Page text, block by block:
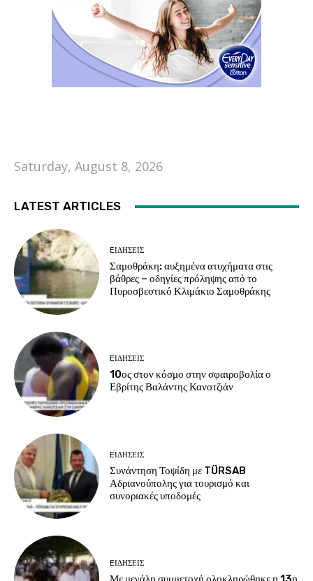
Saturday, August 8, 2026
LATEST ARTICLES
EΙΔΗΣΕΙΣ
Σαμοθράκη: αυξημένα ατυχήματα στις
βάθρες – οδηγίες πρόληψης από το
Πυροσβεστικό Κλιμάκιο Σαμοθράκης
EΙΔΗΣΕΙΣ
10ος στον κόσμο στην σφαιροβολία ο
Εβρίτης Βαλάντης Κανοτζιάν
EΙΔΗΣΕΙΣ
Συνάντηση Τοψίδη με TÜRSAB
Αδριανούπολης για τουρισμό και
συνοριακές υποδομές
EΙΔΗΣΕΙΣ